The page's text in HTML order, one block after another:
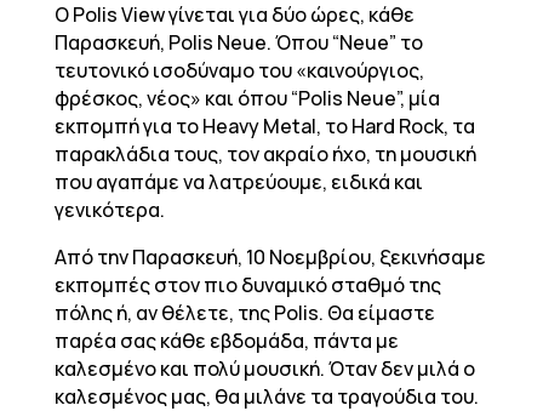
Ο Polis View γίνεται για δύο ώρες, κάθε
Παρασκευή, Polis Neue. Όπου “Neue” το
τευτονικό ισοδύναμο του «καινούργιος,
φρέσκος, νέος» και όπου “Polis Neue”, μία
εκπομπή για το Heavy Metal, το Hard Rock, τα
παρακλάδια τους, τον ακραίο ήχο, τη μουσική
που αγαπάμε να λατρεύουμε, ειδικά και
γενικότερα.
Από την Παρασκευή, 10 Νοεμβρίου, ξεκινήσαμε
εκπομπές στον πιο δυναμικό σταθμό της
πόλης ή, αν θέλετε, της Polis. Θα είμαστε
παρέα σας κάθε εβδομάδα, πάντα με
καλεσμένο και πολύ μουσική. Όταν δεν μιλά ο
καλεσμένος μας, θα μιλάνε τα τραγούδια του.